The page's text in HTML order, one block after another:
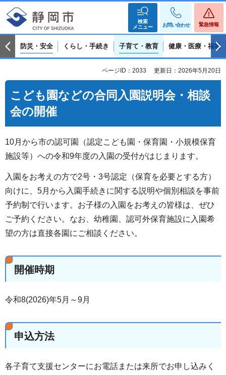
検索
メニュー
お問い合わせ 緊急情報
防災・安全 くらし・手続き 子育て・教育 健康・医療・福祉
ページID：2033 更新日：2026年5月20日
こども園などの合同入園説明会・相談
会の開催
10月から市の認可園（認定こども園・保育園・小規模保育
施設等）への令和9年度の入園の受付がはじまります。
入園をお考えの方で2号・3号認定（保育を必要とする方）
向けに、5月から入園手続きに関する説明や個別相談を事前
予約制で行います。お子様の入園をお考えの皆様は、ぜひ
ご予約ください。なお、幼稚園、認可外保育施設に入園希
望の方は直接各園にご相談ください。
開催時期
令和8(2026)年5月～9月
申込方法
各子育て支援センターにお電話または来所でお申し込みく